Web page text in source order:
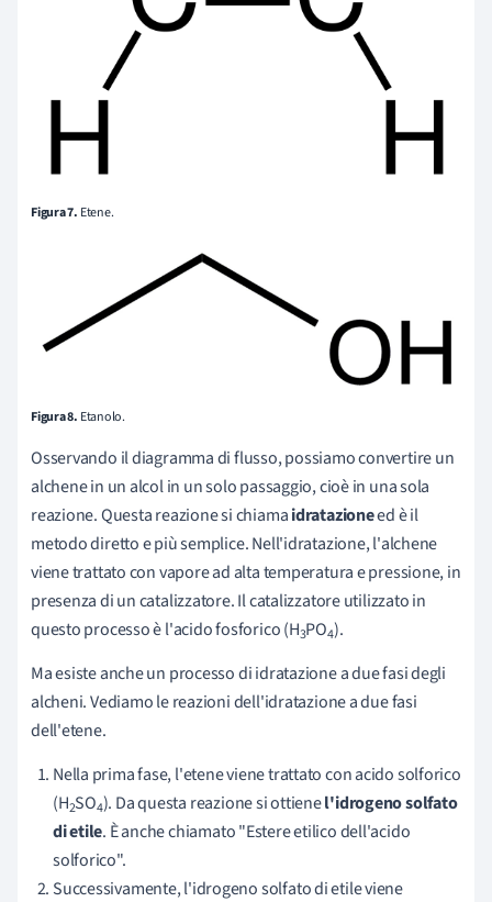
Figura 7. Etene.
Figura 8. Etanolo.
Osservando il diagramma di flusso, possiamo convertire un
alchene in un alcol in un solo passaggio, cioè in una sola
reazione. Questa reazione si chiamaidratazioneed è il
metodo diretto e più semplice. Nell'idratazione, l'alchene
viene trattato con vapore ad alta temperatura e pressione, in
presenza di un catalizzatore. Il catalizzatore utilizzato in
questo processo è l'acido fosforico (H3PO4).
Ma esiste anche un processo di idratazione a due fasi degli
alcheni. Vediamo le reazioni dell'idratazione a due fasi
dell'etene.
Nella prima fase, l'etene viene trattato con acido solforico
(H2SO4). Da questa reazione si ottienel'idrogeno solfato
di etile. È anche chiamato "Estere etilico dell'acido
solforico".
Successivamente, l'idrogeno solfato di etile viene